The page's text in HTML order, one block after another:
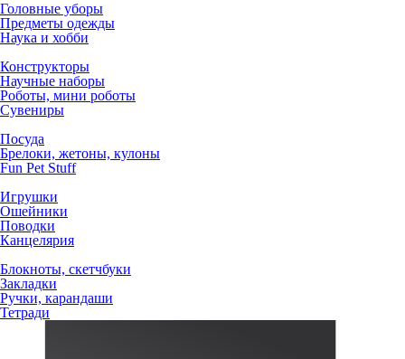
Головные уборы
Предметы одежды
Наука и хобби
Конструкторы
Научные наборы
Роботы, мини роботы
Сувениры
Посуда
Брелоки, жетоны, кулоны
Fun Pet Stuff
Игрушки
Ошейники
Поводки
Канцелярия
Блокноты, скетчбуки
Закладки
Ручки, карандаши
Тетради